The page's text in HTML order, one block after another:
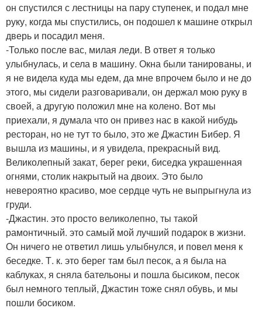
он спустился с лестницы на пару ступенек, и подал мне
руку, когда мы спустились, он подошел к машине открыл
дверь и посадил меня.
-Только после вас, милая леди. В ответ я только
улыбнулась, и села в машину. Окна были танированы, и
я не видела куда мы едем, да мне впрочем было и не до
этого, мы сидели разговаривали, он держал мою руку в
своей, а другую положил мне на колено. Вот мы
приехали, я думала что он привез нас в какой нибудь
ресторан, но не тут то было, это же Джастин Бибер. Я
вышла из машины, и я увидела, прекрасный вид.
Великолепный закат, берег реки, биседка украшенная
огнями, столик накрытый на двоих. Это было
невероятно красиво, мое сердце чуть не выпрыгнула из
груди.
-Джастин. это просто великолепно, ты такой
рамонтичный. это самый мой лучший подарок в жизни.
Он ничего не ответил лишь улыбнулся, и повел меня к
беседке. Т. к. это берег там был песок, а я была на
каблуках, я сняла бательоны и пошла бысиком, песок
был немного теплый, Джастин тоже снял обувь, и мы
пошли босиком.